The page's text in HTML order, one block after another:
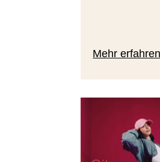
Mehr erfahren